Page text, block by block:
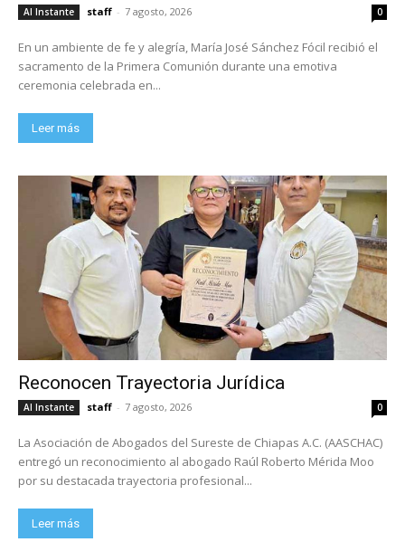
Al Instante staff - 7 agosto, 2026 0
En un ambiente de fe y alegría, María José Sánchez Fócil recibió el
sacramento de la Primera Comunión durante una emotiva
ceremonia celebrada en...
Leer más
Reconocen Trayectoria Jurídica
Al Instante staff - 7 agosto, 2026 0
La Asociación de Abogados del Sureste de Chiapas A.C. (AASCHAC)
entregó un reconocimiento al abogado Raúl Roberto Mérida Moo
por su destacada trayectoria profesional...
Leer más